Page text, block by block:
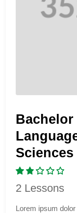
Bachelor
Sciences
2 Lessons
Lorem ipsum